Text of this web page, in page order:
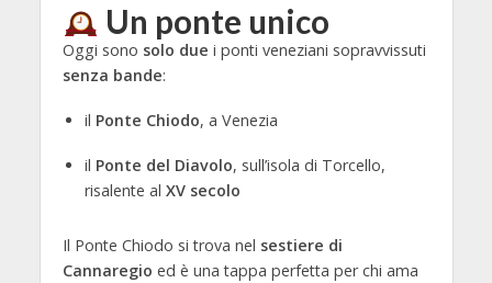
Un ponte unico
Oggi sono solo due i ponti veneziani sopravvissuti
senza bande:
il Ponte Chiodo, a Venezia
il Ponte del Diavolo, sull’isola di Torcello,
risalente al XV secolo
Il Ponte Chiodo si trova nel sestiere di
Cannaregio ed è una tappa perfetta per chi ama